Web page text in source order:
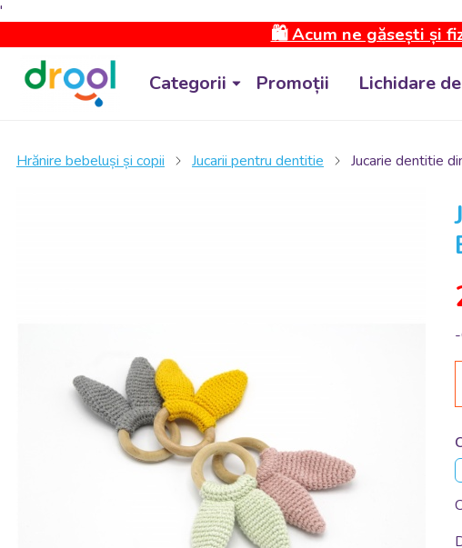
'
🛍️ Acum ne găsești și
Categorii Promoții Lichidare
Hrănire bebeluși și copii Jucarii pentru dentitie Jucarie dentitie